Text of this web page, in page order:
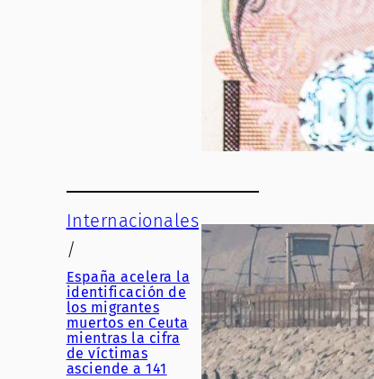
Internacionales
/
España acelera la
identificación de
los migrantes
muertos en Ceuta
mientras la cifra
de víctimas
asciende a 141